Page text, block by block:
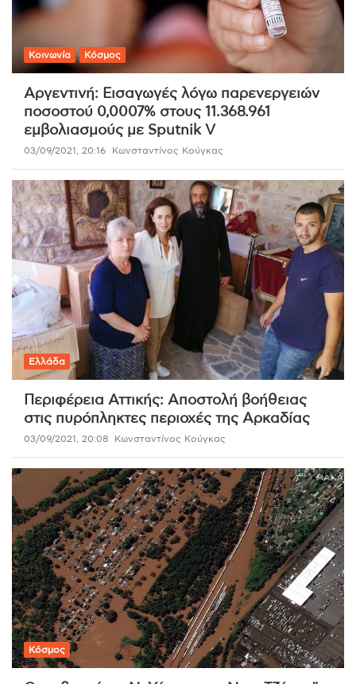
Κοινωνία Κόσμος
Αργεντινή: Εισαγωγές λόγω παρενεργειών
ποσοστού 0,0007% στους 11.368.961
εμβολιασμούς με Sputnik V
03/09/2021, 20:16 Κωνσταντίνος Κούγκας
Ελλάδα
Περιφέρεια Αττικής: Aποστολή βοήθειας
στις πυρόπληκτες περιοχές της Αρκαδίας
03/09/2021, 20:08 Κωνσταντίνος Κούγκας
Κόσμος